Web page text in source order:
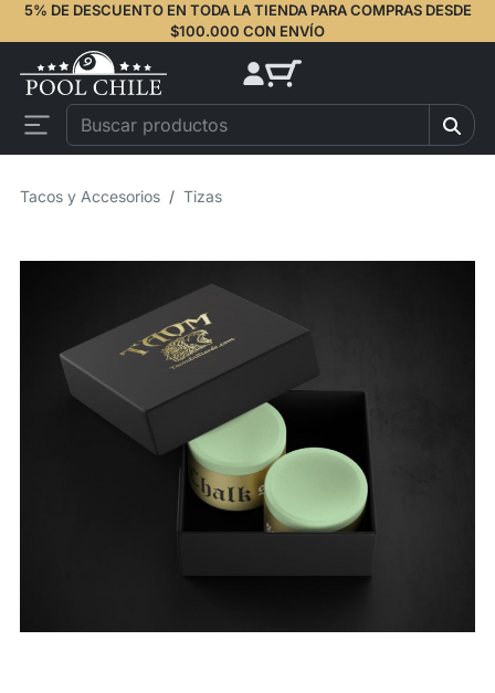
5% DE DESCUENTO EN TODA LA TIENDA PARA COMPRAS DESDE
$100.000 CON ENVÍO
Tacos y Accesorios Tizas